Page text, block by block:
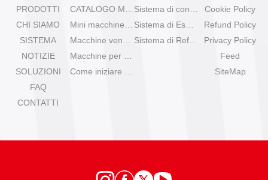
PRODOTTI
CHI SIAMO
SISTEMA
NOTIZIE
SOLUZIONI
FAQ
CONTATTI
Cookie Policy
Refund Policy
Privacy Policy
Feed
SiteMap